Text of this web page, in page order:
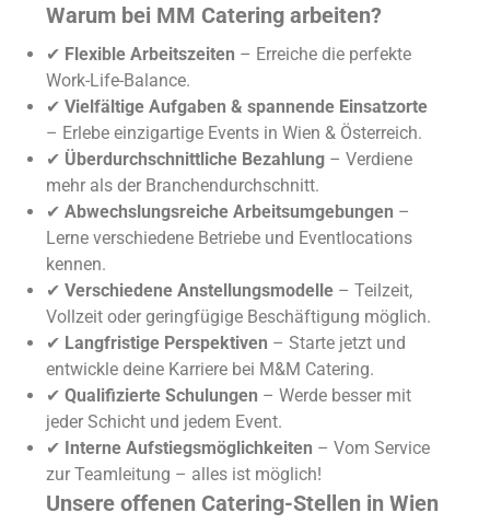
Warum bei MM Catering arbeiten?
✔ Flexible Arbeitszeiten – Erreiche die perfekte
Work-Life-Balance.
✔Vielfältige Aufgaben & spannende Einsatzorte
– Erlebe einzigartige Events in Wien & Österreich.
✔ Überdurchschnittliche Bezahlung – Verdiene
mehr als der Branchendurchschnitt.
✔Abwechslungsreiche Arbeitsumgebungen –
Lerne verschiedene Betriebe und Eventlocations
kennen.
✔Verschiedene Anstellungsmodelle – Teilzeit,
Vollzeit oder geringfügige Beschäftigung möglich.
✔ Langfristige Perspektiven – Starte jetzt und
entwickle deine Karriere bei M&M Catering.
✔Qualifizierte Schulungen – Werde besser mit
jeder Schicht und jedem Event.
✔ Interne Aufstiegsmöglichkeiten – Vom Service
zur Teamleitung – alles ist möglich!
Unsere offenen Catering-Stellen in Wien